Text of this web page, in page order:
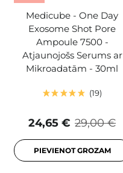
Medicube - One Day
Exosome Shot Pore
Ampoule 7500 -
Atjaunojošs Serums ar
Mikroadatām - 30ml
19
29,00 €
24,65 €
PIEVIENOT GROZAM